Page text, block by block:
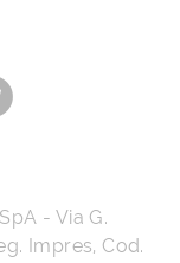
- Via G.
Impres, Cod.